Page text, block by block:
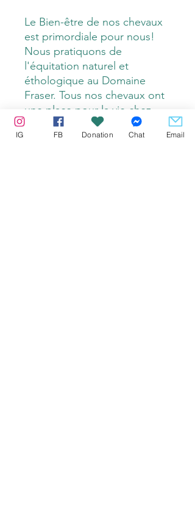
Le Bien-être de nos chevaux
est primordiale pour nous!
Nous pratiquons de
l'équitation naturel et
éthologique au Domaine
Fraser. Tous nos chevaux ont
une place pour la vie chez
nous, même après la retraite.
Le Domaine Fraser est
IG FB Donation Chat Email